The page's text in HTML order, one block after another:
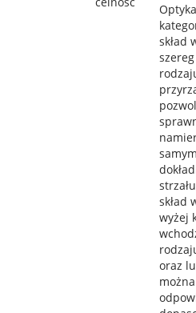
skład
skład
wyżej
oraz
można